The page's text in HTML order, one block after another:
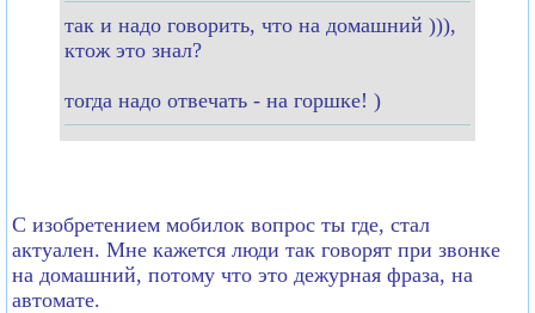
так и надо говорить, что на домашний ))),
ктож это знал?
тогда надо отвечать - на горшке! )
С изобретением мобилок вопрос ты где, стал
актуален. Мне кажется люди так говорят при звонке
на домашний, потому что это дежурная фраза, на
автомате.